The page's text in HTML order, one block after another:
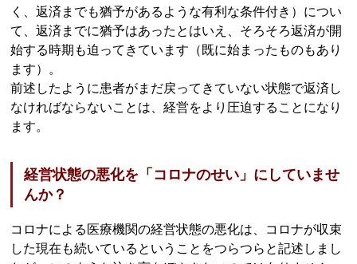
く、返済までも猶予があるような有利な条件付き）につい
て、返済までに猶予はあったとはいえ、そろそろ返済が開
始する時期も迫ってきています（既に始まったものもあり
ます）。
前述したように患者がまだ戻ってきていない状態で返済し
なければならないことは、経営をより圧迫することになり
ます。
経営状態の悪化を「コロナのせい」にしていませ
んか？
コロナによる医療機関の経営状態の悪化は、コロナが収束
した現在も続いているということをつらつらと記述しまし